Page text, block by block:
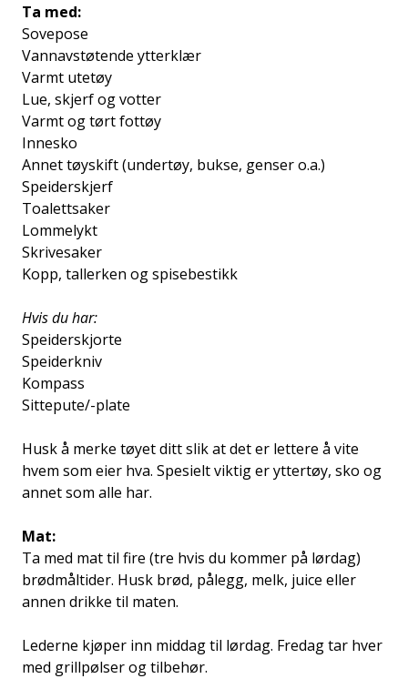
Ta med:
Sovepose
Vannavstøtende ytterklær
Varmt utetøy
Lue, skjerf og votter
Varmt og tørt fottøy
Innesko
Annet tøyskift (undertøy, bukse, genser o.a.)
Speiderskjerf
Toalettsaker
Lommelykt
Skrivesaker
Kopp, tallerken og spisebestikk
Hvis du har:
Speiderskjorte
Speiderkniv
Kompass
Sittepute/-plate
Husk å merke tøyet ditt slik at det er lettere å vite
hvem som eier hva. Spesielt viktig er yttertøy, sko og
annet som alle har.
Mat:
Ta med mat til fire (tre hvis du kommer på lørdag)
brødmåltider. Husk brød, pålegg, melk, juice eller
annen drikke til maten.
Lederne kjøper inn middag til lørdag. Fredag tar hver
med grillpølser og tilbehør.